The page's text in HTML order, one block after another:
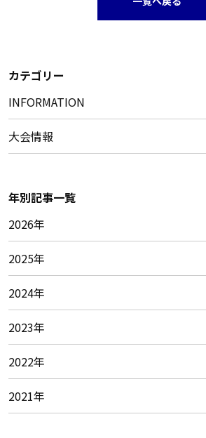
カテゴリー
INFORMATION
大会情報
年別記事一覧
2026年
2025年
2024年
2023年
2022年
2021年